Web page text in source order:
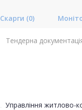
Скарги (0)
Тендерна
Управління житлово-